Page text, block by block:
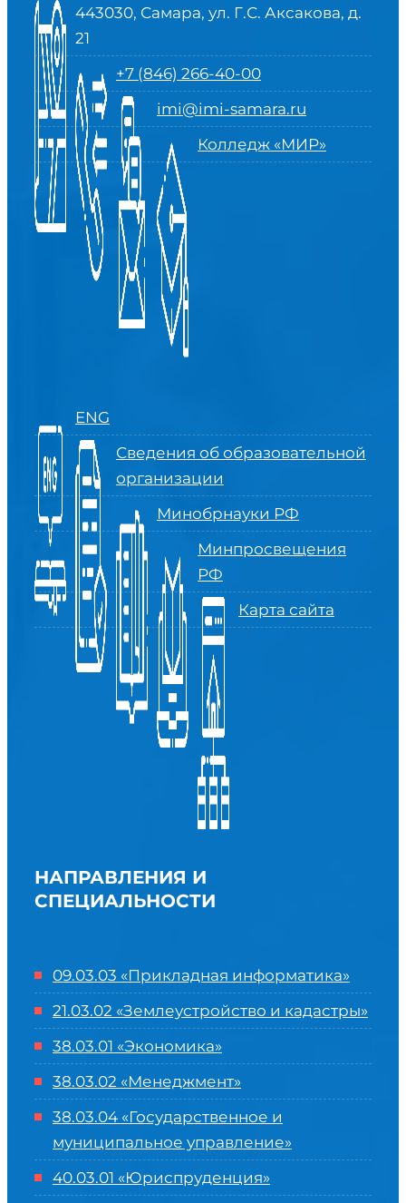
443030, Самара, ул. Г.С. Аксакова, д.
21
+7 (846) 266-40-00
imi@imi-samara.ru
Колледж «МИР»
ENG
Сведения об образовательной
организации
Минобрнауки РФ
Минпросвещения
РФ
Карта сайта
НАПРАВЛЕНИЯ И
СПЕЦИАЛЬНОСТИ
09.03.03 «Прикладная информатика»
21.03.02 «Землеустройство и кадастры»
38.03.01 «Экономика»
38.03.02 «Менеджмент»
38.03.04 «Государственное и
муниципальное управление»
40.03.01 «Юриспруденция»